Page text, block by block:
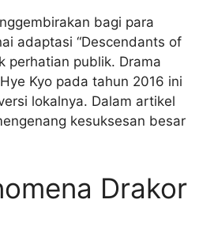
bagi para
adaptasi “Descendants of
perhatian publik. Drama
Kyo pada tahun 2016 ini
lokalnya. Dalam artikel
kesuksesan besar
Drakor